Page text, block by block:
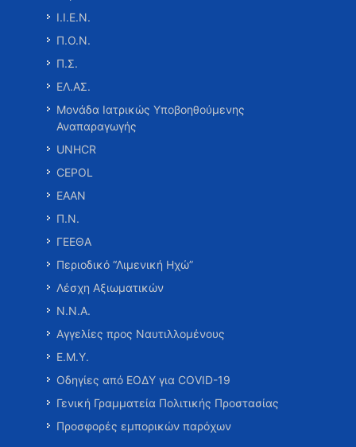
Ι.Ι.Ε.Ν.
Π.Ο.Ν.
Π.Σ.
ΕΛ.ΑΣ.
Μονάδα Ιατρικώς Υποβοηθούμενης
Αναπαραγωγής
UNHCR
CEPOL
ΕΑΑΝ
Π.Ν.
ΓΕΕΘΑ
Περιοδικό “Λιμενική Ηχώ”
Λέσχη Αξιωματικών
Ν.Ν.Α.
Αγγελίες προς Ναυτιλλομένους
Ε.Μ.Υ.
Οδηγίες από ΕΟΔΥ για COVID-19
Γενική Γραμματεία Πολιτικής Προστασίας
Προσφορές εμπορικών παρόχων